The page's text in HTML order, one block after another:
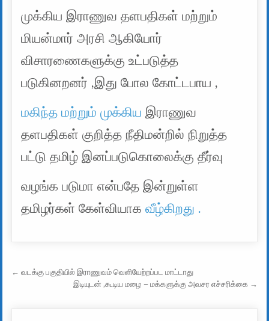
முக்கிய இராணுவ தளபதிகள் மற்றும்
மியன்மார் அரசி ஆகியோர்
விசாரணைகளுக்கு உட்படுத்த
படுகினறனர் ,இது போல கோட்டபாய ,
மகிந்த மற்றும் முக்கிய இராணுவ
தளபதிகள் குறித்த நீதிமன்றில் நிறுத்த
பட்டு தமிழ் இனப்படுகொலைக்கு தீர்வு
வழங்க படுமா என்பதே இன்றுள்ள
தமிழர்கள் கேள்வியாகவீழ்கிறது .
Post navigation
← வடக்கு பகுதியில் இராணுவம் வெளியேற்றப்பட மாட்டாது
இடியுடன் ,கூடிய மழை – மக்களுக்கு அவசர எச்சரிக்கை →